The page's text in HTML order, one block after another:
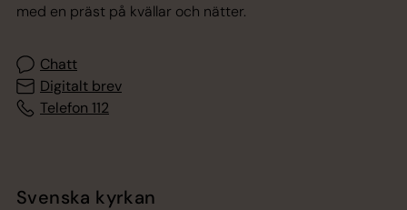
med en präst på kvällar och nätter.
Chatt
Digitalt brev
Telefon 112
Svenska kyrkan